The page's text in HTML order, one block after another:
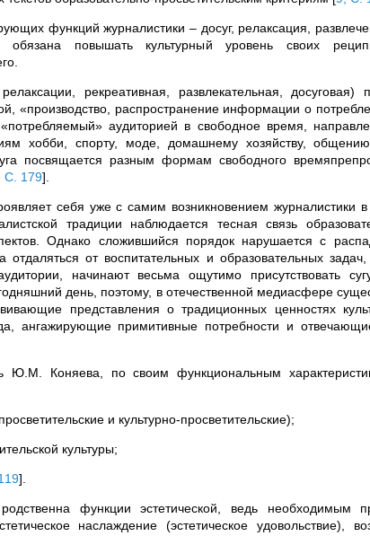
функций журналистики – досуг, релаксация,
обязана повышать культурный уровень своих
рекреативная, развлекательная, досуговая)
«производство, распространение информации о
аудиторией в свободное время,
хобби, спорту, моде, домашнему хозяйству,
посвящается разным формам свободного
С. 179]
себя уже с самим возникновением журналистики
традиции наблюдается тесная связь
Однако сложившийся порядок нарушается с
отдаляться от воспитательных и образовательных
начинают весьма ощутимо присутствовать
день, поэтому, в отечественной медиасфере
представления о традиционных ценностях
ангажирующие примитивные потребности и
Ю.М. Коняева, по своим функциональным
и культурно-просветительские);
культуры;
]
функции эстетической, ведь необходимым
наслаждение (эстетическое удовольствие),